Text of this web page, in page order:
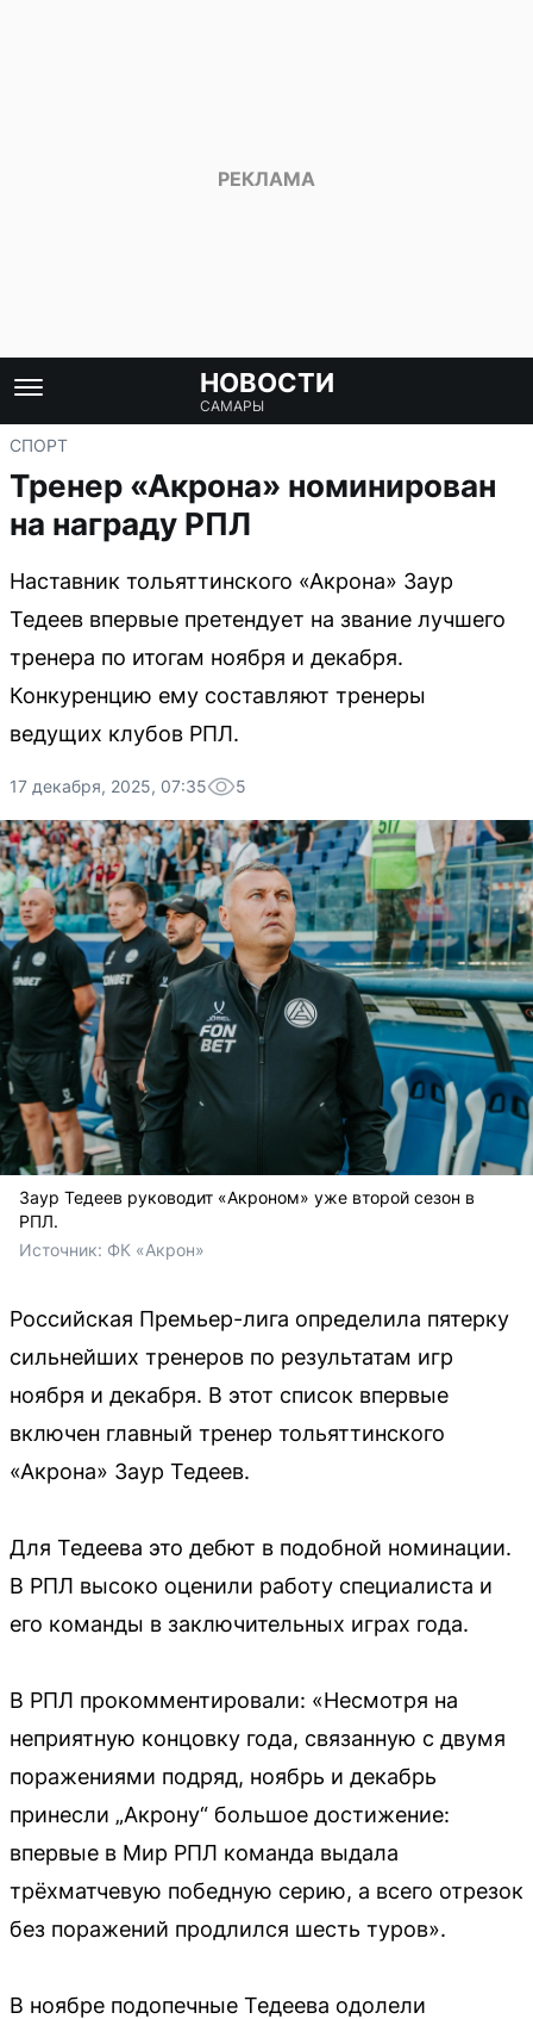
НОВОСТИ
САМАРЫ
СПОРТ
Тренер «Акрона» номинирован
на награду РПЛ
Наставник тольяттинского «Акрона» Заур
Тедеев впервые претендует на звание лучшего
тренера по итогам ноября и декабря.
Конкуренцию ему составляют тренеры
ведущих клубов РПЛ.
17 декабря, 2025, 07:35 5
Заур Тедеев руководит «Акроном» уже второй сезон в
РПЛ.
Источник: ФК «Акрон»
Российская Премьер-лига определила пятерку
сильнейших тренеров по результатам игр
ноября и декабря. В этот список впервые
включен главный тренер тольяттинского
«Акрона» Заур Тедеев.
Для Тедеева это дебют в подобной номинации.
В РПЛ высоко оценили работу специалиста и
его команды в заключительных играх года.
В РПЛ прокомментировали: «Несмотря на
неприятную концовку года, связанную с двумя
поражениями подряд, ноябрь и декабрь
принесли „Акрону“ большое достижение:
впервые в Мир РПЛ команда выдала
трёхматчевую победную серию, а всего отрезок
без поражений продлился шесть туров».
В ноябре подопечные Тедеева одолели